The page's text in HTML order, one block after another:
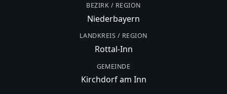
BEZIRK / REGION
Niederbayern
LANDKREIS / REGION
Rottal-Inn
GEMEINDE
Kirchdorf am Inn